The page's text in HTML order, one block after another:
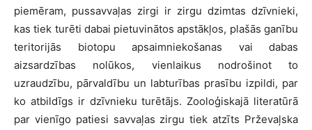
piemēram, pussavvaļas zirgi ir zirgu dzimtas dzīvnieki,
kas tiek turēti dabai pietuvinātos apstākļos, plašās ganību
teritorijās biotopu apsaimniekošanas vai dabas
aizsardzības nolūkos, vienlaikus nodrošinot to
uzraudzību, pārvaldību un labturības prasību izpildi, par
ko atbildīgs ir dzīvnieku turētājs. Zooloģiskajā literatūrā
par vienīgo patiesi savvaļas zirgu tiek atzīts Prževaļska